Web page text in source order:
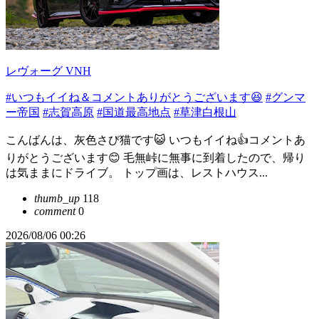
レヴォーグ VNH
#いつもイイね＆コメントありがとうございます😆 #グンマ
ー帝国 #志賀高原 #国道最高地点 #草津白根山
こんばんは、灰色さび猫です😺 いつもイイね👍コメントあ
りがとうございます😊 毛無峠に無事に到着したので、帰り
は気ままにドライブ。 トップ画は、レストハウス...
thumb_up 118
comment0
2026/08/06 00:26